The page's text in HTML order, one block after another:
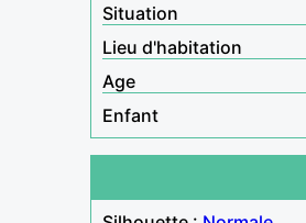
Situation
Lieu d'habitation
Age
Enfant